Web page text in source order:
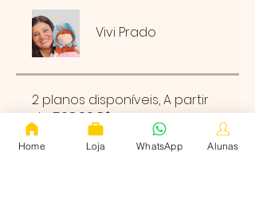
Vivi Prado
2 planos disponíveis, A partir
de 568,00 R$
Home Loja WhatsApp Alunas